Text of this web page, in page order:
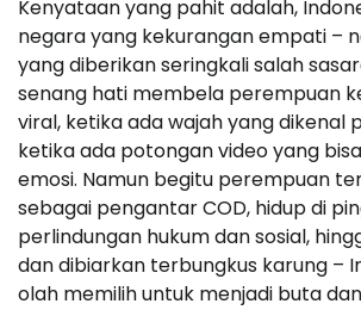
Kenyataan yang pahit adalah,
negara yang kekurangan empati –
yang diberikan seringkali salah
senang hati membela perempuan
viral, ketika ada wajah yang dikenal
ketika ada potongan video yang
emosi. Namun begitu perempuan
sebagai pengantar COD, hidup di
perlindungan hukum dan sosial,
dan dibiarkan terbungkus karung –
olah memilih untuk menjadi buta